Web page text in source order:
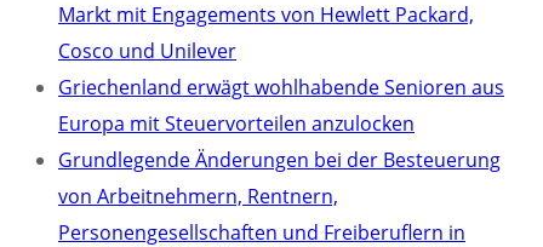
Markt mit Engagements von Hewlett Packard,
Cosco und Unilever
Griechenland erwägt wohlhabende Senioren aus
Europa mit Steuervorteilen anzulocken
Grundlegende Änderungen bei der Besteuerung
von Arbeitnehmern, Rentnern,
Personengesellschaften und Freiberuflern in